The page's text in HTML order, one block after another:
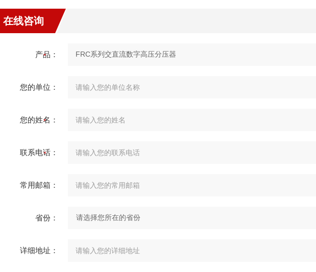
在线咨询
产品：
您的单位：
您的姓名：
联系电话：
常用邮箱：
省份：
详细地址：